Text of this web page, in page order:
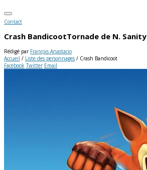
Contact
Crash BandicootTornade de N. Sanity
Rédigé par François Anastacio
Accueil / Liste des personnages / Crash Bandicoot
Facebook Twitter Email